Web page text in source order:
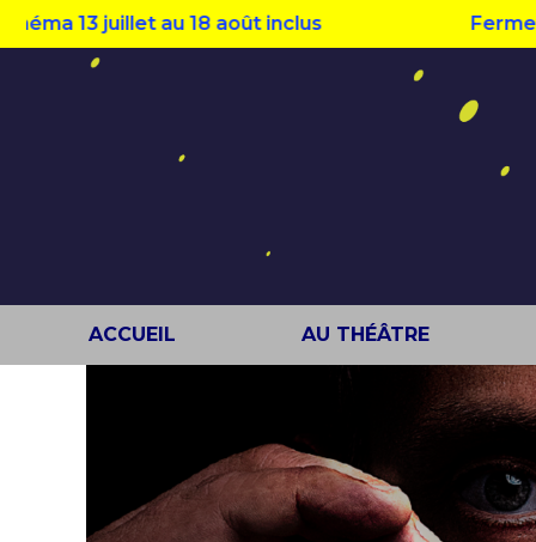
juillet au 18 août inclus Fermeture
ACCUEIL AU THÉÂTRE